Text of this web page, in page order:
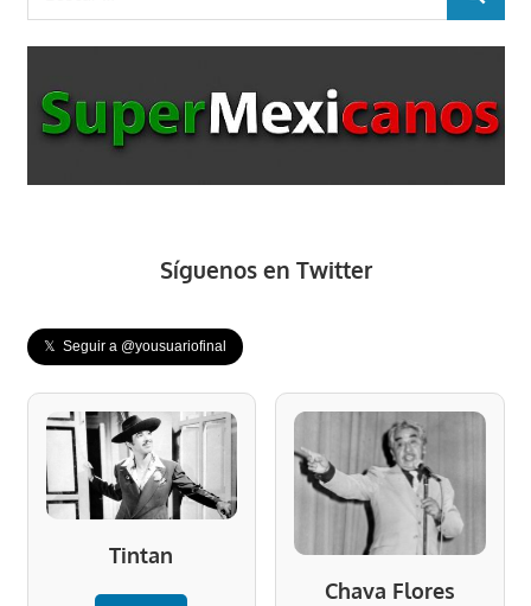
BUSCAR
Síguenos en Twitter
𝕏 Seguir a @yousuariofinal
Tintan
Chava Flores